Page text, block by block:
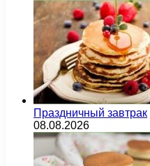
Праздничный завтрак
08.08.2026